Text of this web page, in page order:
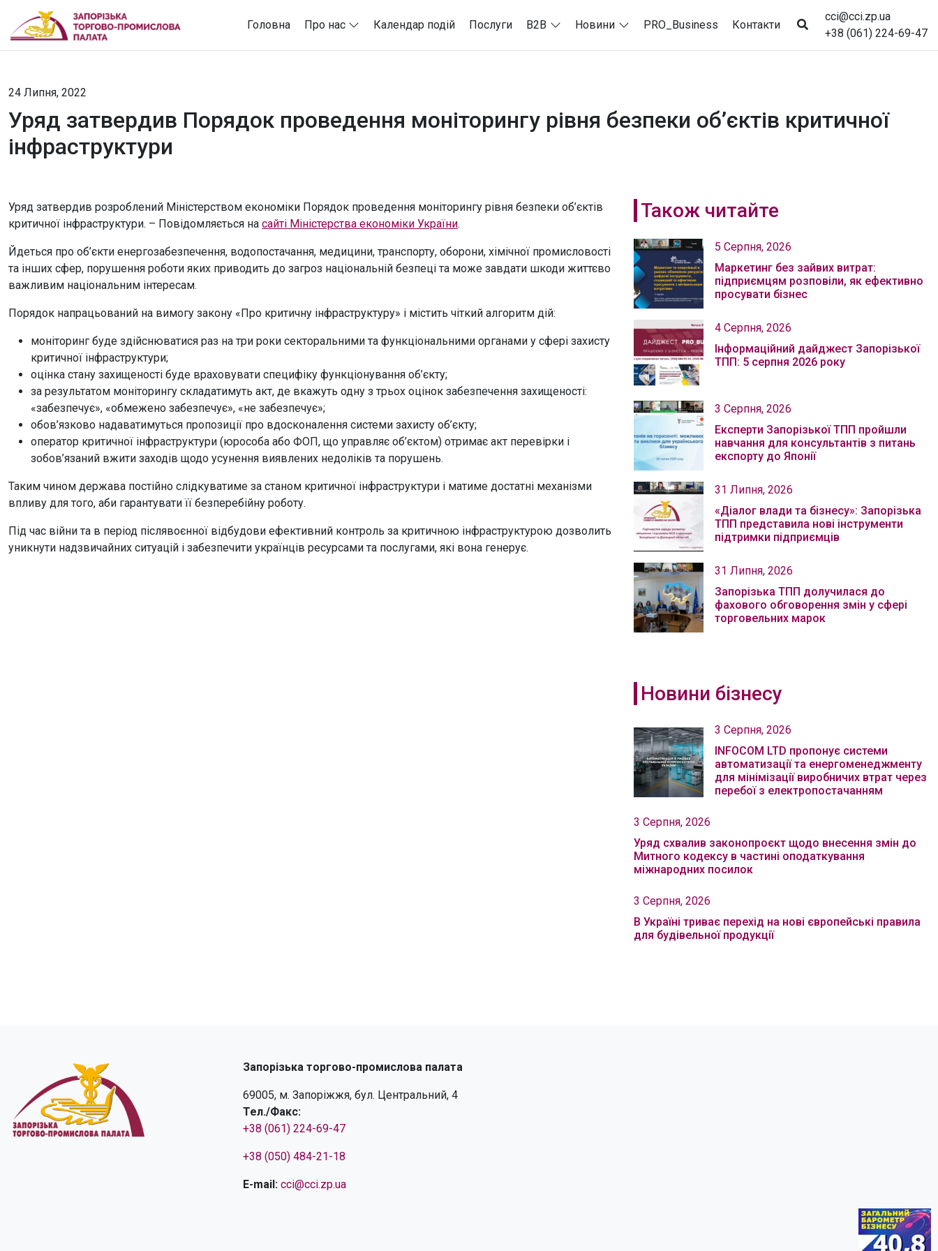
Головна Про нас Календар подій Послуги B2B Новини PRO_Business Контакти
cci@cci.zp.ua
+38 (061) 224-69-47
24 Липня, 2022
Уряд затвердив Порядок проведення моніторингу рівня безпеки об’єктів критичної
інфраструктури
Уряд затвердив розроблений Міністерством економіки Порядок проведення моніторингу рівня безпеки об’єктів
критичної інфраструктури. – Повідомляється на сайті Міністерства економіки України.
Йдеться про об’єкти енергозабезпечення, водопостачання, медицини, транспорту, оборони, хімічної промисловості
та інших сфер, порушення роботи яких приводить до загроз національній безпеці та може завдати шкоди життєво
важливим національним інтересам.
Порядок напрацьований на вимогу закону «Про критичну інфраструктуру» і містить чіткий алгоритм дій:
моніторинг буде здійснюватися раз на три роки секторальними та функціональними органами у сфері захисту
критичної інфраструктури;
оцінка стану захищеності буде враховувати специфіку функціонування об’єкту;
за результатом моніторингу складатимуть акт, де вкажуть одну з трьох оцінок забезпечення захищеності:
«забезпечує», «обмежено забезпечує», «не забезпечує»;
обов’язково надаватимуться пропозиції про вдосконалення системи захисту об’єкту;
оператор критичної інфраструктури (юрособа або ФОП, що управляє об’єктом) отримає акт перевірки і
зобов’язаний вжити заходів щодо усунення виявлених недоліків та порушень.
Таким чином держава постійно слідкуватиме за станом критичної інфраструктури і матиме достатні механізми
впливу для того, аби гарантувати її безперебійну роботу.
Під час війни та в період післявоєнної відбудови ефективний контроль за критичною інфраструктурою дозволить
уникнути надзвичайних ситуацій і забезпечити українців ресурсами та послугами, які вона генерує.
Також читайте
5 Серпня, 2026
Маркетинг без зайвих витрат:
підприємцям розповіли, як ефективно
просувати бізнес
4 Серпня, 2026
Інформаційний дайджест Запорізької
ТПП: 5 серпня 2026 року
3 Серпня, 2026
Експерти Запорізької ТПП пройшли
навчання для консультантів з питань
експорту до Японії
31 Липня, 2026
«Діалог влади та бізнесу»: Запорізька
ТПП представила нові інструменти
підтримки підприємців
31 Липня, 2026
Запорізька ТПП долучилася до
фахового обговорення змін у сфері
торговельних марок
Новини бізнесу
3 Серпня, 2026
INFOCOM LTD пропонує системи
автоматизації та енергоменеджменту
для мінімізації виробничих втрат через
перебої з електропостачанням
3 Серпня, 2026
Уряд схвалив законопроєкт щодо внесення змін до
Митного кодексу в частині оподаткування
міжнародних посилок
3 Серпня, 2026
В Україні триває перехід на нові європейські правила
для будівельної продукції
Запорізька торгово-промислова палата
69005, м. Запоріжжя, бул. Центральний, 4
Тел./Факс:
+38 (061) 224-69-47
+38 (050) 484-21-18
E-mail: cci@cci.zp.ua